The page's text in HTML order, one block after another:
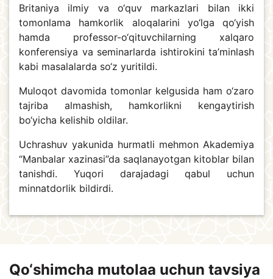
Britaniya ilmiy va o‘quv markazlari bilan ikki
tomonlama hamkorlik aloqalarini yo‘lga qo‘yish
hamda professor-o‘qituvchilarning xalqaro
konferensiya va seminarlarda ishtirokini ta’minlash
kabi masalalarda so‘z yuritildi.
Muloqot davomida tomonlar kelgusida ham o‘zaro
tajriba almashish, hamkorlikni kengaytirish
bo‘yicha kelishib oldilar.
Uchrashuv yakunida hurmatli mehmon Akademiya
“Manbalar xazinasi”da saqlanayotgan kitoblar bilan
tanishdi. Yuqori darajadagi qabul uchun
minnatdorlik bildirdi.
Qo‘shimcha mutolaa uchun tavsiya